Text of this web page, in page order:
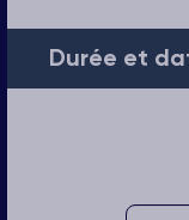
Durée et